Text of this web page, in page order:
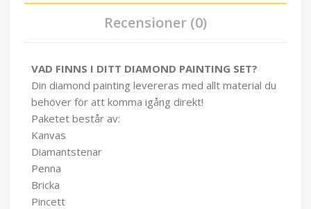
Recensioner (0)
VAD FINNS I DITT DIAMOND PAINTING SET?
Din diamond painting levereras med allt material du
behöver för att komma igång direkt!
Paketet består av:
Kanvas
Diamantstenar
Penna
Bricka
Pincett